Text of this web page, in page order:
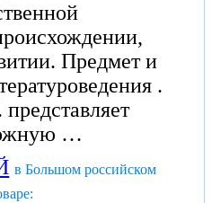
Предмет и
.
…
в Большом российском